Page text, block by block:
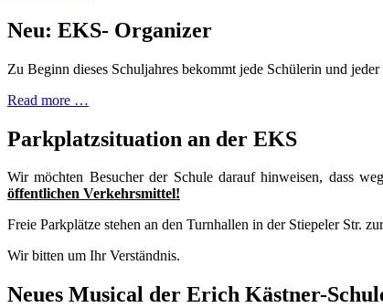
Neu: EKS- Organizer
Zu Beginn dieses Schuljahres bekommt jede Schülerin und jeder
Read more …
Parkplatzsituation an der EKS
Wir möchten Besucher der Schule darauf hinweisen, dass
öffentlichen Verkehrsmittel!
Freie Parkplätze stehen an den Turnhallen in der Stiepeler Str.
Wir bitten um Ihr Verständnis.
Neues Musical der Erich Kästner-